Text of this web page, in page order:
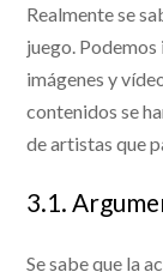
Realmente se
juego.
imágenes y
contenidos se
de artistas que
3.1.
Se sabe que la